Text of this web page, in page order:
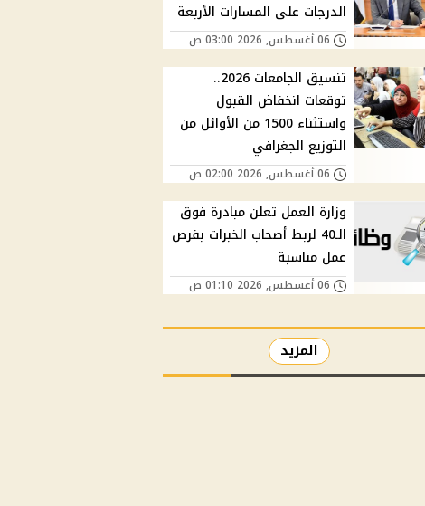
الدرجات على المسارات الأربعة
06 أغسطس, 2026 03:00 ص
تنسيق الجامعات 2026..
توقعات انخفاض القبول
واستثناء 1500 من الأوائل من
التوزيع الجغرافي
06 أغسطس, 2026 02:00 ص
وزارة العمل تعلن مبادرة فوق
الـ40 لربط أصحاب الخبرات بفرص
عمل مناسبة
06 أغسطس, 2026 01:10 ص
المزيد